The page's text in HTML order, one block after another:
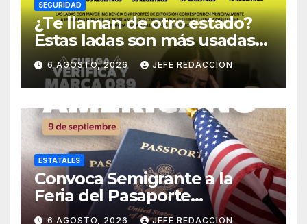
SEGURIDAD
¿Te llaman de otro estado?
Estas ladas son más usadas
para extorsionar en
Michoacán
6 AGOSTO, 2026 JEFE REDACCION
ESTATALES
Convoca Semigrante a la
Feria del Pasaporte
Estadounidense 2026
6 AGOSTO, 2026 JEFE REDACCION